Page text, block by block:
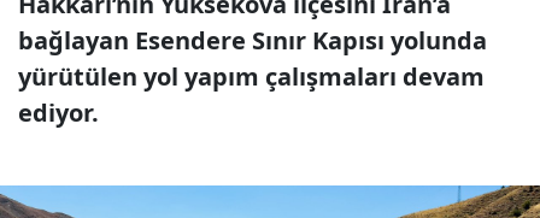
bağlayan Esendere Sınır Kapısı yolunda
yürütülen yol yapım çalışmaları devam
ediyor.